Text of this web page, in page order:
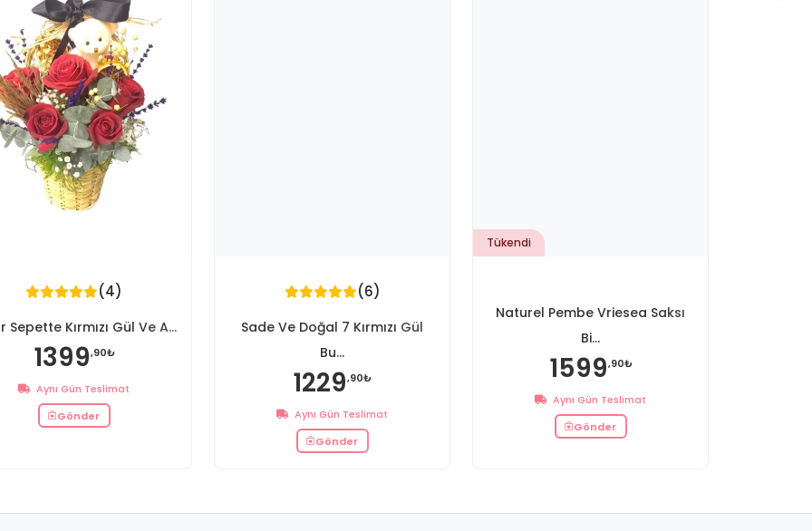
(4)
Sepette Kırmızı Gül Ve A...
1399,90₺
Aynı Gün Teslimat
Gönder
(6)
Sade Ve Doğal 7 Kırmızı Gül
Bu...
1229,90₺
Aynı Gün Teslimat
Gönder
Tükendi
Naturel Pembe Vriesea Saksı
Bi...
1599,90₺
Aynı Gün Teslimat
Gönder